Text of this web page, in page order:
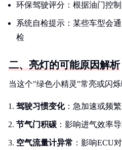
环保驾驶评分：根据油门控
系统自检提示：某些车型会
检
二、亮灯的可能原因解析
当这个"绿色小精灵"常亮或闪烁
驾驶习惯变化：急加速或频
节气门积碳 ：影响进气效率
空气流量计异常 ：影响ECU